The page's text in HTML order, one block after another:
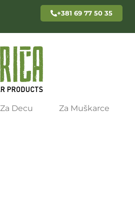
+381 69 77 50 35
Za Decu Za Muškarce